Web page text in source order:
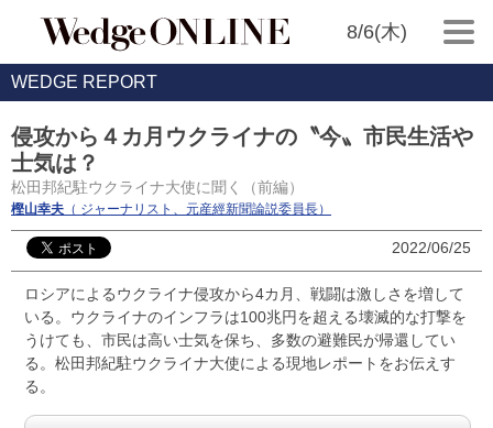
8/6(木)
WEDGE REPORT
侵攻から４カ月ウクライナの〝今〟市民生活や
士気は？
松田邦紀駐ウクライナ大使に聞く（前編）
樫山幸夫 （ ジャーナリスト、元産經新聞論説委員長）
2022/06/25
ロシアによるウクライナ侵攻から4カ月、戦闘は激しさを増して
いる。ウクライナのインフラは100兆円を超える壊滅的な打撃を
うけても、市民は高い士気を保ち、多数の避難民が帰還してい
る。松田邦紀駐ウクライナ大使による現地レポートをお伝えす
る。